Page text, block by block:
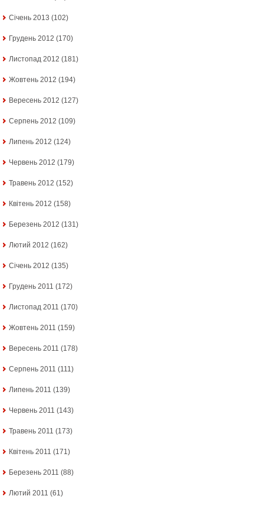
Січень 2013 (102)
Грудень 2012 (170)
Листопад 2012 (181)
Жовтень 2012 (194)
Вересень 2012 (127)
Серпень 2012 (109)
Липень 2012 (124)
Червень 2012 (179)
Травень 2012 (152)
Квітень 2012 (158)
Березень 2012 (131)
Лютий 2012 (162)
Січень 2012 (135)
Грудень 2011 (172)
Листопад 2011 (170)
Жовтень 2011 (159)
Вересень 2011 (178)
Серпень 2011 (111)
Липень 2011 (139)
Червень 2011 (143)
Травень 2011 (173)
Квітень 2011 (171)
Березень 2011 (88)
Лютий 2011 (61)